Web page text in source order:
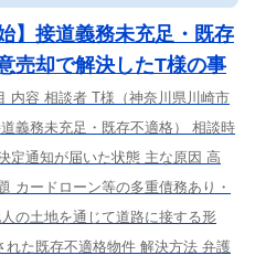
】接道義務未充足・既存
売却で解決したT様の事
内容 相談者 T様（神奈川県川崎市
義務未充足・既存不適格） 相談時
定通知が届いた状態 主な原因 高
カードローン等の多重債務あり・
の土地を通じて道路に接する形
た既存不適格物件 解決方法 弁護